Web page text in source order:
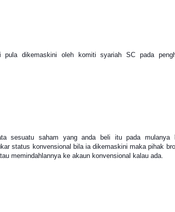
pula dikemaskini oleh komiti syariah SC pada
sesuatu saham yang anda beli itu pada mulanya
status konvensional bila ia dikemaskini maka pihak
memindahlannya ke akaun konvensional kalau ada.